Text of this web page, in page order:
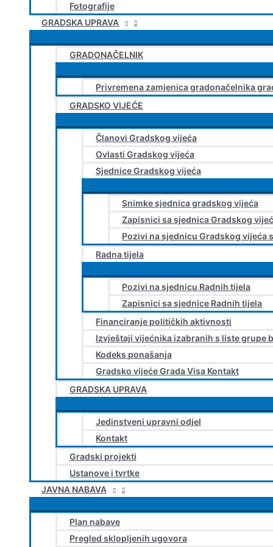
Fotografije
GRADSKA UPRAVA
GRADONAČELNIK
Privremena zamjenica gradonačelnika
GRADSKO VIJEĆE
Članovi Gradskog vijeća
Ovlasti Gradskog vijeća
Sjednice Gradskog vijeća
Snimke sjednica gradskog vijeća
Zapisnici sa sjednica Gradskog
Pozivi na sjednicu Gradskog vijeća
Radna tijela
Pozivi na sjednicu Radnih tijela
Zapisnici sa sjednice Radnih tijela
Financiranje političkih aktivnosti
Izvještaji vijećnika izabranih s liste grupe
Kodeks ponašanja
Gradsko vijeće Grada Visa Kontakt
GRADSKA UPRAVA
Jedinstveni upravni odjel
Kontakt
Gradski projekti
Ustanove i tvrtke
JAVNA NABAVA
Plan nabave
Pregled sklopljenih ugovora